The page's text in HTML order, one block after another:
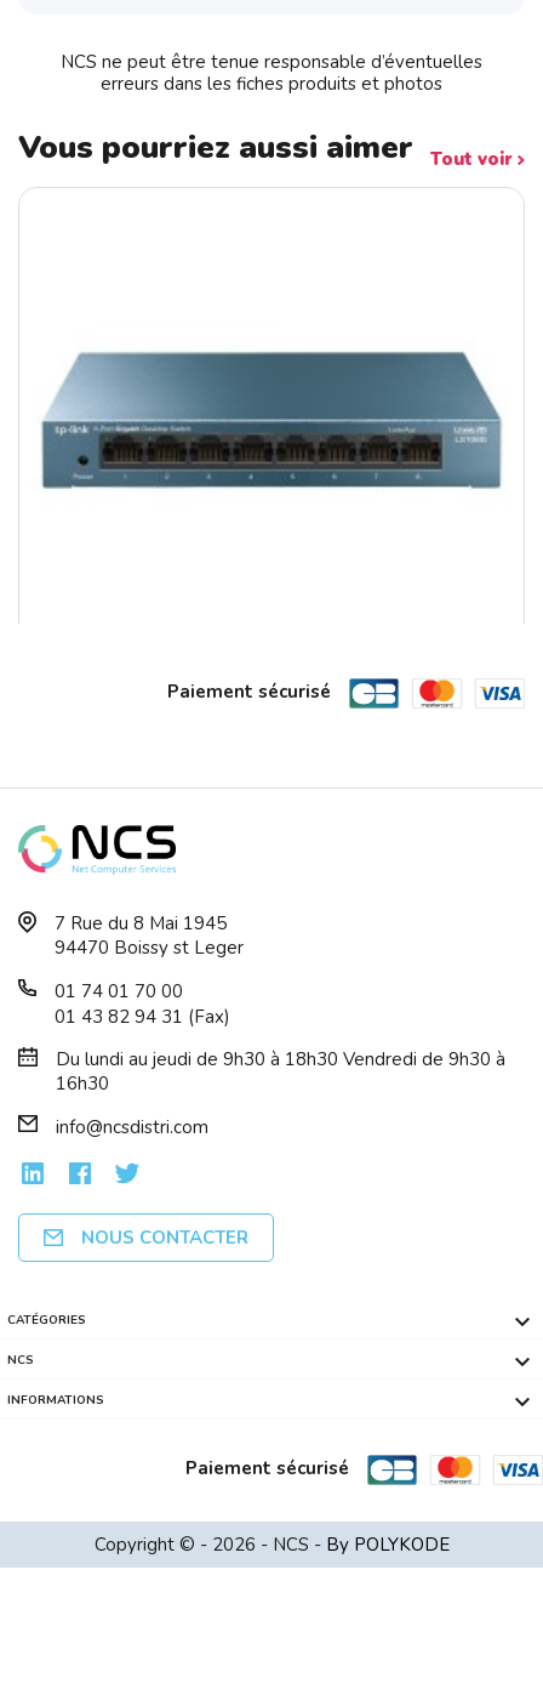
NCS ne peut être tenue responsable d’éventuelles
erreurs dans les fiches produits et photos
Vous pourriez aussi aimer Tout voir
Switch 8 Ports 10/100/1000 TP LINK R...
Paiement sécurisé
7 Rue du 8 Mai 1945
94470 Boissy st Leger
01 74 01 70 00
01 43 82 94 31 (Fax)
Du lundi au jeudi de 9h30 à 18h30 Vendredi de 9h30 à
16h30
info@ncsdistri.com
NOUS CONTACTER
CATÉGORIES 
NCS 
INFORMATIONS 
Paiement sécurisé
Copyright © - 2026 - NCS - By POLYKODE